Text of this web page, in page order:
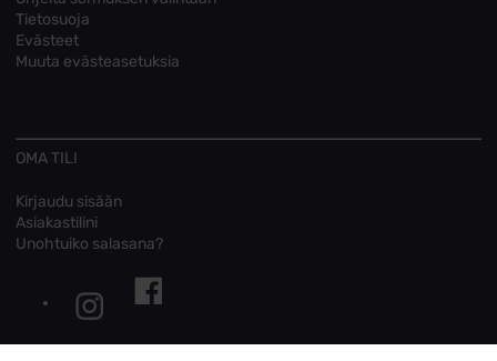
Tietosuoja
Evästeet
Muuta evästeasetuksia
OMA TILI
Kirjaudu sisään
Asiakastilini
Unohtuiko salasana?